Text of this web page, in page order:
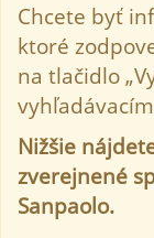
Chcete byť
ktoré
na tlačidlo
Nižšie
zverejnené
Sanpaolo.